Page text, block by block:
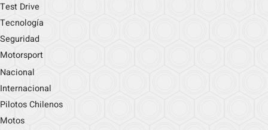
Test Drive
Tecnología
Seguridad
Motorsport
Nacional
Internacional
Pilotos Chilenos
Motos